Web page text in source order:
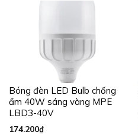
Bóng đèn LED Bulb chống
ẩm 40W sáng vàng MPE
LBD3-40V
174.200₫